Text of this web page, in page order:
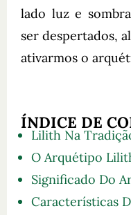
lado luz e
ser despertados,
ativarmos o
ÍNDICE DE
Lilith Na
O Arquétipo
Significado Do
Características